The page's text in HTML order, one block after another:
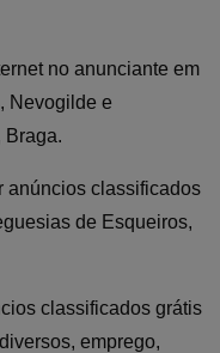
no anunciante em
Nevogilde e
Braga.
anúncios classificados
de Esqueiros,
classificados grátis
emprego,